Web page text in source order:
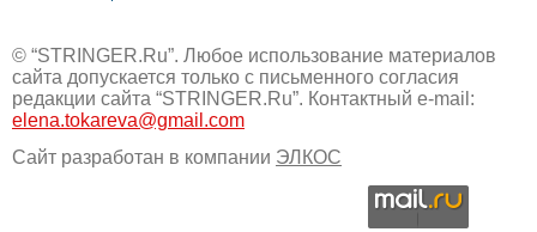
© “STRINGER.Ru”. Любое использование материалов
сайта допускается только с письменного согласия
редакции сайта “STRINGER.Ru”. Контактный e-mail:
elena.tokareva@gmail.com
Сайт разработан в компании ЭЛКОС